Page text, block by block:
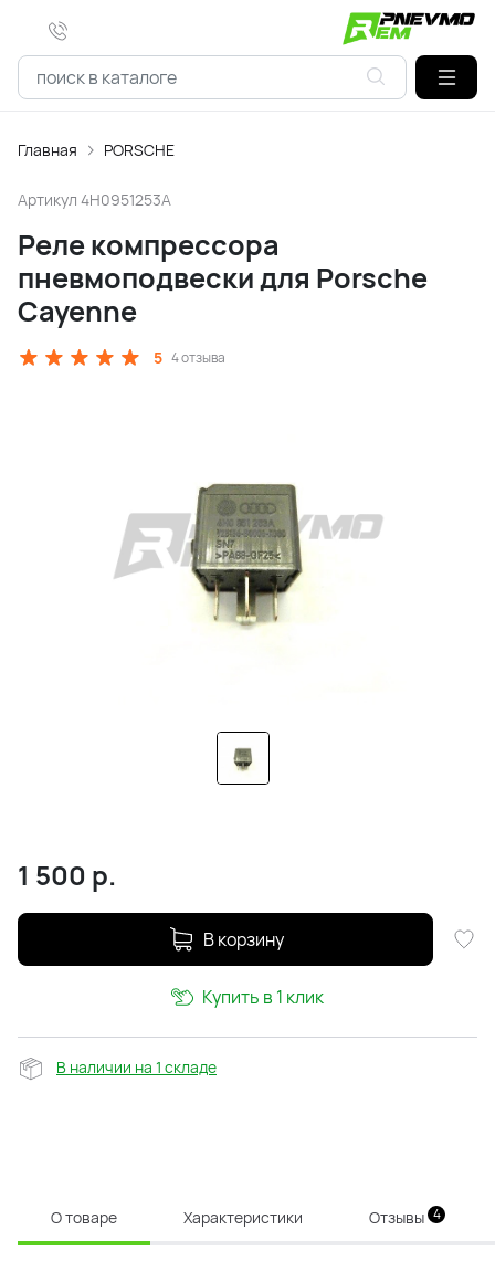
Главная PORSCHE
Артикул 4H0951253A
Реле компрессора
пневмоподвески для Porsche
Cayenne
5 4 отзыва
1 500 р.
В корзину
Купить в 1 клик
В наличии на 1 складе
О товаре Характеристики Отзывы 4